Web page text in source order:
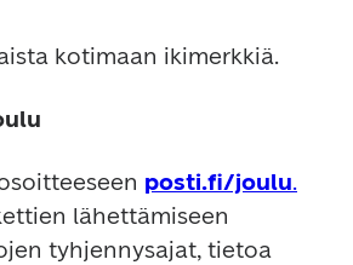
kotimaan ikimerkkiä.
posti.fi/joulu.
lähettämiseen
tyhjennysajat, tietoa